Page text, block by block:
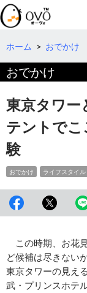
検
索
コ
テ
ツ
へ
移
動
ホーム > おでかけ
おでかけ
東京タワ
テントで
験
おでかけ ライフスタイル
この時期、お花
ど候補は尽きない
東京タワーの見え
武・プリンスホテ